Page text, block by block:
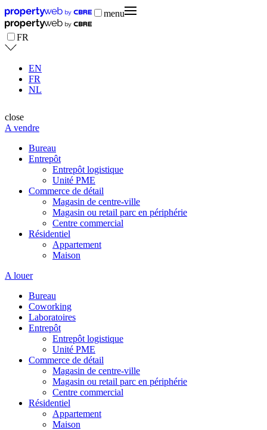
menu
FR
EN
FR
NL
close
A vendre
Bureau
Entrepôt
Entrepôt logistique
Unité PME
Commerce de détail
Magasin de centre-ville
Magasin ou retail parc en périphérie
Centre commercial
Résidentiel
Appartement
Maison
A louer
Bureau
Coworking
Laboratoires
Entrepôt
Entrepôt logistique
Unité PME
Commerce de détail
Magasin de centre-ville
Magasin ou retail parc en périphérie
Centre commercial
Résidentiel
Appartement
Maison